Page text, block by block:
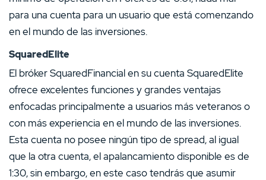
para una cuenta para un usuario que está comenzando
en el mundo de las inversiones.
SquaredElite
El bróker SquaredFinancial en su cuenta SquaredElite
ofrece excelentes funciones y grandes ventajas
enfocadas principalmente a usuarios más veteranos o
con más experiencia en el mundo de las inversiones.
Esta cuenta no posee ningún tipo de spread, al igual
que la otra cuenta, el apalancamiento disponible es de
1:30, sin embargo, en este caso tendrás que asumir